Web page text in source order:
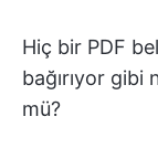
Hiç bir PDF
bağırıyor
mü?